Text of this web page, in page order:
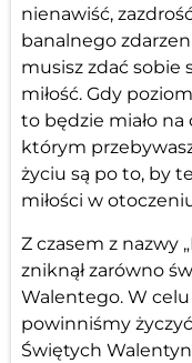
nienawiść,
banalnego
musisz zdać sobie
miłość. Gdy
to będzie miało
którym
życiu są po to, by
miłości w
Z czasem z nazwy
zniknął zarówno
Walentego. W
powinniśmy
Świętych